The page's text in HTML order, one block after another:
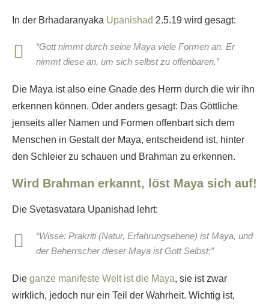
In der Brhadaranyaka Upanishad 2.5.19 wird gesagt:
“Gott nimmt durch seine Maya viele Formen an. Er
nimmt diese an, um sich selbst zu offenbaren.”
Die Maya ist also eine Gnade des Herrn durch die wir ihn
erkennen können. Oder anders gesagt: Das Göttliche
jenseits aller Namen und Formen offenbart sich dem
Menschen in Gestalt der Maya, entscheidend ist, hinter
den Schleier zu schauen und Brahman zu erkennen.
Wird Brahman erkannt, löst Maya sich auf!
Die Svetasvatara Upanishad lehrt:
“Wisse: Prakriti (Natur, Erfahrungsebene) ist Maya, und
der Beherrscher dieser Maya ist Gott Selbst:”
Die ganze manifeste Welt ist die Maya, sie ist zwar
wirklich, jedoch nur ein Teil der Wahrheit. Wichtig ist,